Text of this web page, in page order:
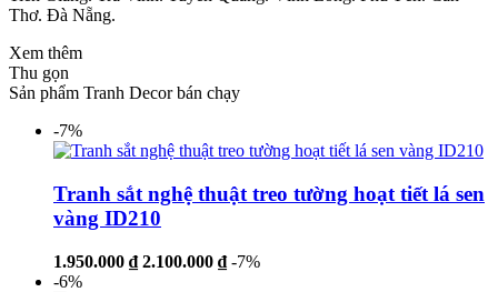
Thơ. Đà Nẵng.
Xem thêm
Thu gọn
Sản phẩm Tranh Decor bán chạy
-7%
Tranh sắt nghệ thuật treo tường hoạt tiết lá sen
vàng ID210
1.950.000 ₫ 2.100.000 ₫ -7%
-6%